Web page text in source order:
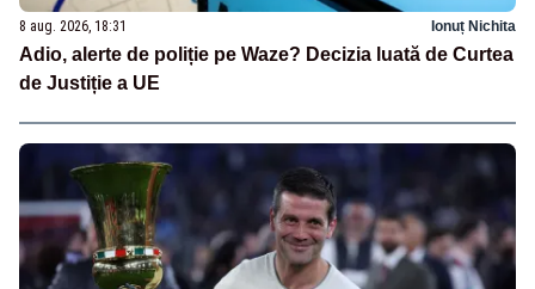
8 aug. 2026, 18:31 Ionuț Nichita
Adio, alerte de poliție pe Waze? Decizia luată de Curtea
de Justiție a UE